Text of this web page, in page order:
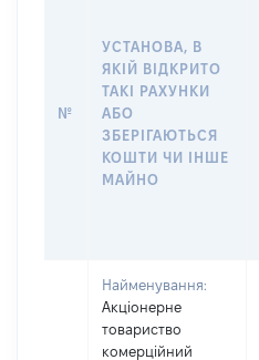
№
УСТАНОВА, В
ЯКІЙ ВІДКРИТО
ТАКІ РАХУНКИ
АБО
ЗБЕРІГАЮТЬСЯ
КОШТИ ЧИ ІНШЕ
МАЙНО
Найменування:
Акціонерне
товариство
комерційний